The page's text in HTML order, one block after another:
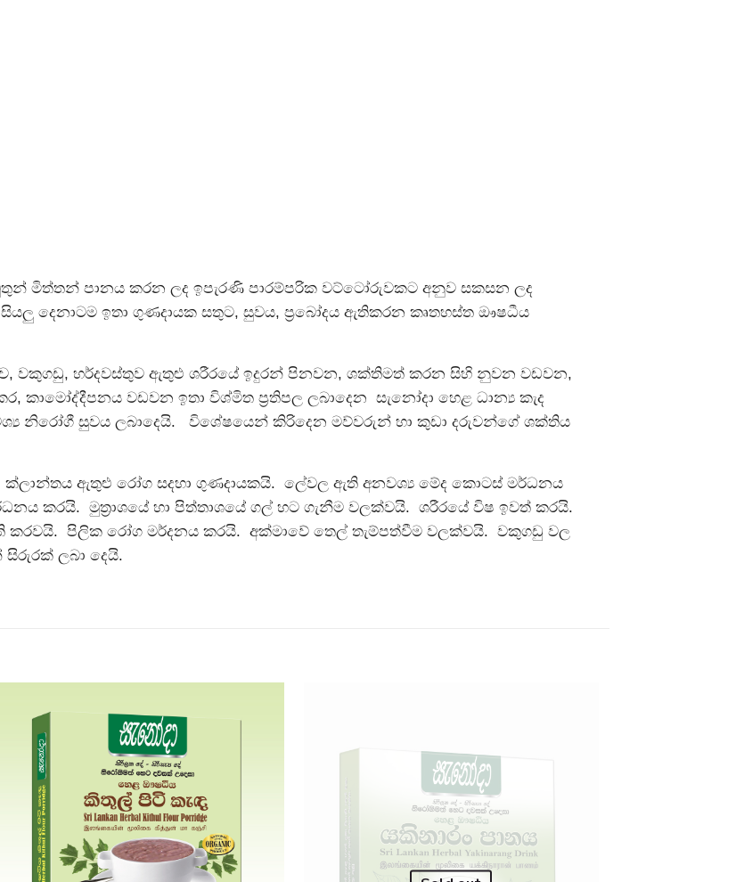
මිත්තන් පානය කරන ලද ඉපැරණි පාරම්පරික වට්ටෝරුවකට අනුව සකසන ලද
දෙනාටම ඉතා ගුණදායක සතුට, සුවය, ප්‍රබෝදය ඇතිකරන කෘතහස්ත ඖෂධීය
වකුගඩු, හර්දවස්තුව ඇතුළු ශරීරයේ ඉදුරන් පිනවන, ශක්තිමත් කරන සිහි නුවන වඩවන,
කාමෝද්දීපනය වඩවන ඉතා විශ්මිත ප්‍රතිපල ලබාදෙන සැනෝදා හෙළ ධාන්‍ය කැද
නිරෝගී සුවය ලබාදෙයි. විශේෂයෙන් කිරිදෙන මව්වරුන් හා කුඩා දරුවන්ගේ ශක්තිය
ක්ලාන්තය ඇතුළු රෝග සදහා ගුණදායකයි. ලේවල ඇති අනවශ්‍ය මේද කොටස් මර්ධනය
කරයි. මුත්‍රාශයේ හා පිත්තාශයේ ගල් හට ගැනීම වලක්වයි. ශරීරයේ විෂ ඉවත් කරයි.
කරවයි. පිලික රෝග මර්දනය කරයි. අක්මාවේ තෙල් තැම්පත්වීම වලක්වයි. වකුගඩු වල
ලබා දෙයි.